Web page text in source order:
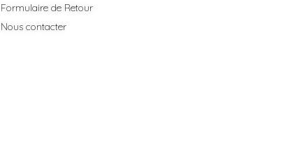
Formulaire de Retour
Nous contacter